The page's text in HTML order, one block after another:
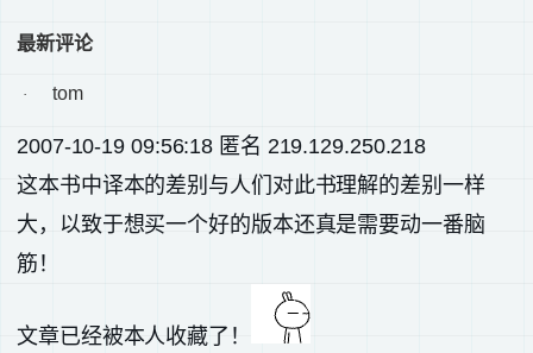
最新评论
· tom
2007-10-19 09:56:18 匿名 219.129.250.218
这本书中译本的差别与人们对此书理解的差别一样
大，以致于想买一个好的版本还真是需要动一番脑
筋！
文章已经被本人收藏了！